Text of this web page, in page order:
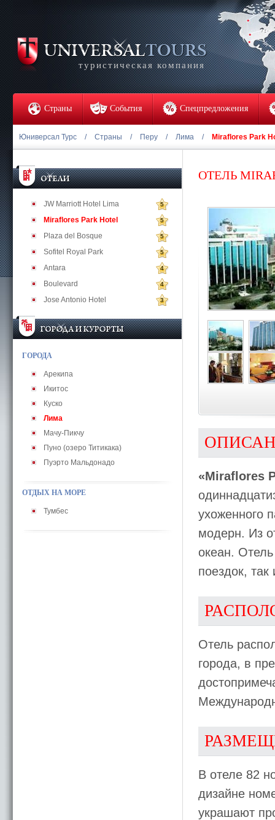
туристическая компания
Страны События Спецпредложения
Юниверсал Турс / Страны / Перу / Лима / Miraflores Park
JW Marriott Hotel Lima 5
Miraflores Park Hotel 5
Plaza del Bosque 5
Sofitel Royal Park 5
Antara 4
Boulevard 4
Jose Antonio Hotel 3
ГОРОДА
Арекипа
Икитос
Куско
Лима
Мачу-Пикчу
Пуно (озеро Титикака)
Пуэрто Мальдонадо
ОТДЫХ НА МОРЕ
Тумбес
ОТЕЛЬ
«Miraflores
ухоженного
модерн. Из
океан.
поездок,
Отель
города, в
В отеле 82
дизайне
украшают